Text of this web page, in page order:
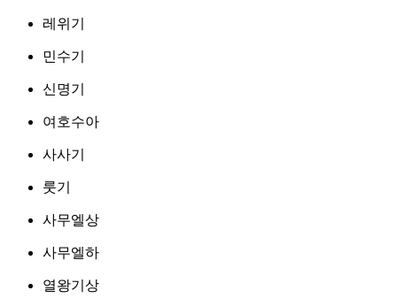
레위기
민수기
신명기
여호수아
사사기
룻기
사무엘상
사무엘하
열왕기상